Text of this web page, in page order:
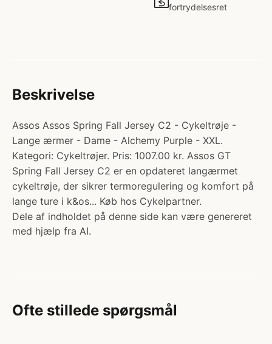
fortrydelsesret
Beskrivelse
Assos Assos Spring Fall Jersey C2 - Cykeltrøje -
Lange ærmer - Dame - Alchemy Purple - XXL.
Kategori: Cykeltrøjer. Pris: 1007.00 kr. Assos GT
Spring Fall Jersey C2 er en opdateret langærmet
cykeltrøje, der sikrer termoregulering og komfort på
lange ture i k&os... Køb hos Cykelpartner.
Dele af indholdet på denne side kan være genereret
med hjælp fra AI.
Ofte stillede spørgsmål